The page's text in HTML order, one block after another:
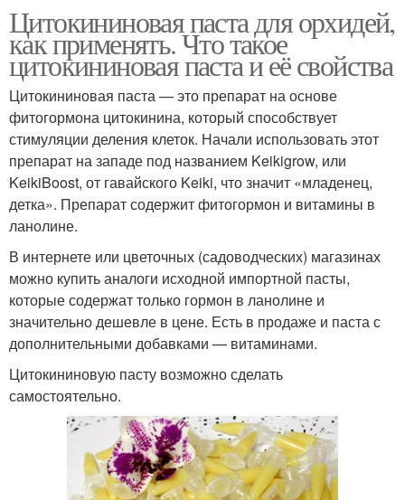
Цитокининовая паста для орхидей,
как применять. Что такое
цитокининовая паста и её свойства
Цитокининовая паста — это препарат на основе
фитогормона цитокинина, который способствует
стимуляции деления клеток. Начали использовать этот
препарат на западе под названием Keikigrow, или
KeikiBoost, от гавайского Keiki, что значит «младенец,
детка». Препарат содержит фитогормон и витамины в
ланолине.
В интернете или цветочных (садоводческих) магазинах
можно купить аналоги исходной импортной пасты,
которые содержат только гормон в ланолине и
значительно дешевле в цене. Есть в продаже и паста с
дополнительными добавками — витаминами.
Цитокининовую пасту возможно сделать
самостоятельно.